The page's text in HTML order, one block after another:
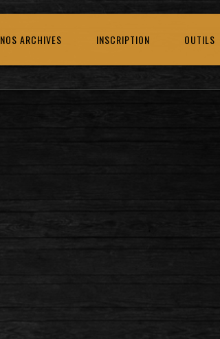
NOS ARCHIVES INSCRIPTION OUTILS